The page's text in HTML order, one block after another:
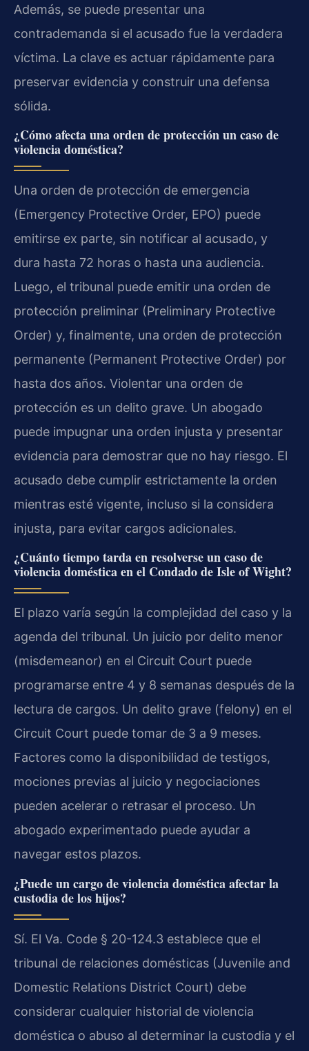
Además, se puede presentar una
contrademanda si el acusado fue la verdadera
víctima. La clave es actuar rápidamente para
preservar evidencia y construir una defensa
sólida.
¿Cómo afecta una orden de protección un caso de
violencia doméstica?
Una orden de protección de emergencia
(Emergency Protective Order, EPO) puede
emitirse ex parte, sin notificar al acusado, y
dura hasta 72 horas o hasta una audiencia.
Luego, el tribunal puede emitir una orden de
protección preliminar (Preliminary Protective
Order) y, finalmente, una orden de protección
permanente (Permanent Protective Order) por
hasta dos años. Violentar una orden de
protección es un delito grave. Un abogado
puede impugnar una orden injusta y presentar
evidencia para demostrar que no hay riesgo. El
acusado debe cumplir estrictamente la orden
mientras esté vigente, incluso si la considera
injusta, para evitar cargos adicionales.
¿Cuánto tiempo tarda en resolverse un caso de
violencia doméstica en el Condado de Isle of Wight?
El plazo varía según la complejidad del caso y la
agenda del tribunal. Un juicio por delito menor
(misdemeanor) en el Circuit Court puede
programarse entre 4 y 8 semanas después de la
lectura de cargos. Un delito grave (felony) en el
Circuit Court puede tomar de 3 a 9 meses.
Factores como la disponibilidad de testigos,
mociones previas al juicio y negociaciones
pueden acelerar o retrasar el proceso. Un
abogado experimentado puede ayudar a
navegar estos plazos.
¿Puede un cargo de violencia doméstica afectar la
custodia de los hijos?
Sí. El Va. Code § 20-124.3 establece que el
tribunal de relaciones domésticas (Juvenile and
Domestic Relations District Court) debe
considerar cualquier historial de violencia
doméstica o abuso al determinar la custodia y el